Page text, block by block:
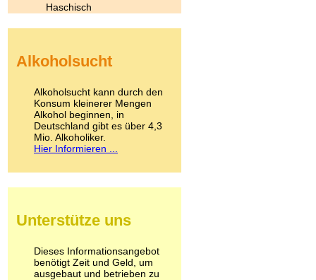
Haschisch
Kokain
LSD
Marihuana
Medikamente
Meskalin
Metamphetamin
Methadon
Pilze
Psychopharmaka
Schlafmittel
Schmerzmittel
Alkoholsucht
Alkoholsucht kann durch den
Konsum kleinerer Mengen
Alkohol beginnen, in
Deutschland gibt es über 4,3
Mio. Alkoholiker.
Hier Informieren ...
Unterstütze uns
Dieses Informationsangebot
benötigt Zeit und Geld, um
ausgebaut und betrieben zu